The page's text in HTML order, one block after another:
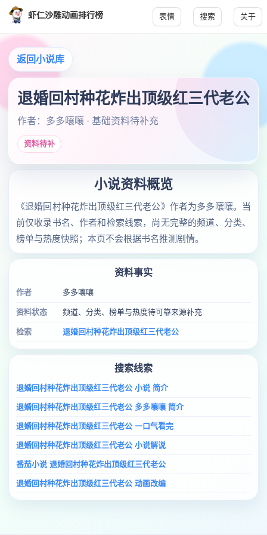
虾仁沙雕动画排行榜 表情 搜索 关于
返回小说库
退婚回村种花炸出顶级红三代老公
作者：多多嚷嚷 · 基础资料待补充
资料待补
小说资料概览
《退婚回村种花炸出顶级红三代老公》作者为多多嚷嚷。当
前仅收录书名、作者和检索线索，尚无完整的频道、分类、
榜单与热度快照；本页不会根据书名推测剧情。
资料事实
作者 多多嚷嚷
资料状态 频道、分类、榜单与热度待可靠来源补充
检索 退婚回村种花炸出顶级红三代老公
搜索线索
退婚回村种花炸出顶级红三代老公 小说 简介
退婚回村种花炸出顶级红三代老公 多多嚷嚷 简介
退婚回村种花炸出顶级红三代老公 一口气看完
退婚回村种花炸出顶级红三代老公 小说解说
番茄小说 退婚回村种花炸出顶级红三代老公
退婚回村种花炸出顶级红三代老公 动画改编